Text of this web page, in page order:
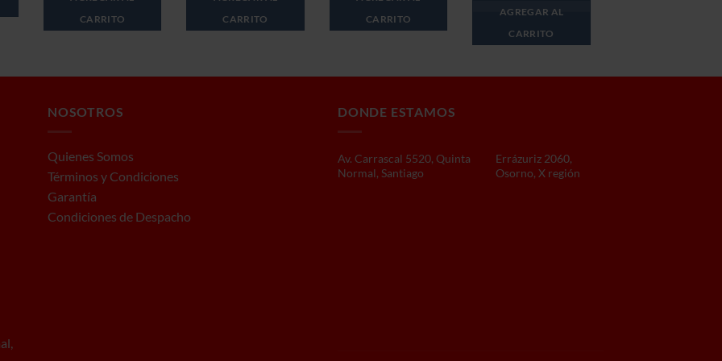
era:
$1.349.990.
CARRITO CARRITO
era:
$349.990.
CARRITO
AGREGAR AL
CARRITO
NOSOTROS
Quienes Somos
Términos y Condiciones
Garantía
Condiciones de Despacho
DONDE ESTAMOS
Av. Carrascal 5520, Quinta
Normal, Santiago
Errázuriz 2060,
Osorno, X región